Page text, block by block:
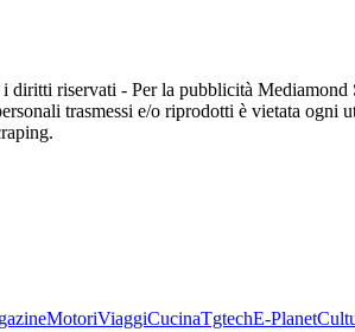
riservati - Per la pubblicità
trasmessi e/o riprodotti è vietata ogni
MotoriViaggiCucinaTgtechE-Planet